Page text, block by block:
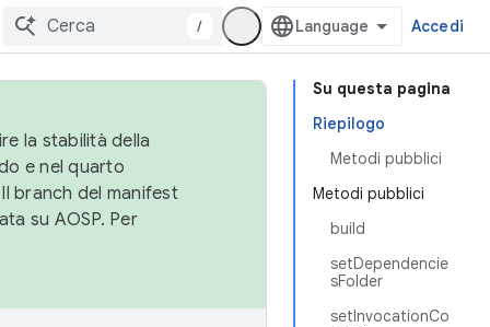
/ Accedi
Su questa pagina
Riepilogo
Metodi pubblici
Metodi pubblici
build
setDependencie
sFolder
setInvocationCo
la stabilità della
e nel quarto
branch del manifest
su AOSP. Per